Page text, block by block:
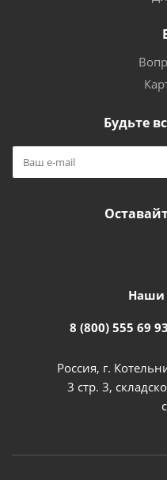
Будьте
Наши
8 (800) 555 69 93
Россия, г.
3 стр. 3,